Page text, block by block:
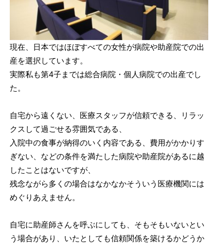
現在、日本ではほぼすべての女性が病院や助産院での出
産を選択しています。
実際私も第4子までは総合病院・個人病院での出産でし
た。
自宅から遠くない、医療スタッフが信頼できる、リラッ
クスして過ごせる雰囲気である、
入院中の食事が納得のいく内容である、費用がかかりす
ぎない、などの条件を満たした病院や助産院があるに越
したことはないですが、
残念ながら多くの場合はなかなかそういう医療機関には
めぐりあえません。
自宅に助産師さんを呼ぶにしても、そもそもいないとい
う場合があり、いたとしても信頼関係を築けるかどうか